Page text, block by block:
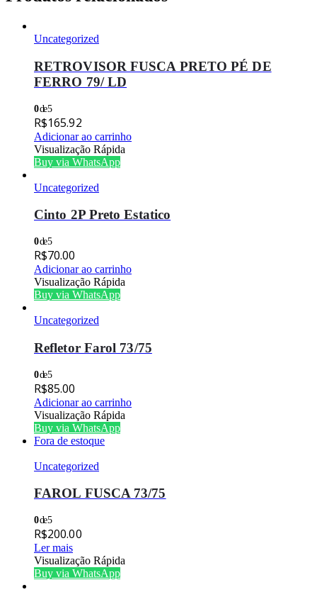
Uncategorized
RETROVISOR FUSCA PRETO PÉ DE
FERRO 79/ LD
0de 5
R$165.92
Adicionar ao carrinho
Visualização Rápida
Buy via WhatsApp
Uncategorized
Cinto 2P Preto Estatico
0de 5
R$70.00
Adicionar ao carrinho
Visualização Rápida
Buy via WhatsApp
Uncategorized
Refletor Farol 73/75
0de 5
R$85.00
Adicionar ao carrinho
Visualização Rápida
Buy via WhatsApp
Fora de estoque
Uncategorized
FAROL FUSCA 73/75
0de 5
R$200.00
Ler mais
Visualização Rápida
Buy via WhatsApp